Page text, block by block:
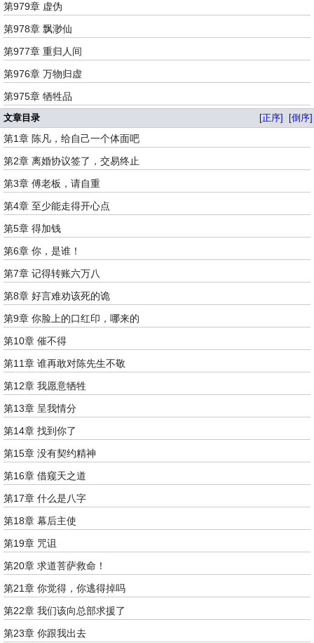
第979章 虚伪
第978章 飘渺仙
第977章 重归人间
第976章 万物归虚
第975章 牺牲品
文章目录 [正序] [倒序]
第1章 陈凡，给自己一个体面吧
第2章 离婚协议签了，交易终止
第3章 傅老板，请自重
第4章 至少能走得开心点
第5章 得加钱
第6章 你，是谁！
第7章 记得转账六万八
第8章 好言难劝该死的诡
第9章 你脸上的口红印，哪来的
第10章 催不得
第11章 谁再敢对陈先生不敬
第12章 我愿意牺牲
第13章 呈我情分
第14章 找到你了
第15章 没有契约精神
第16章 借窥天之道
第17章 什么是八字
第18章 幕后主使
第19章 咒诅
第20章 求道菩萨救命！
第21章 你觉得，你逃得掉吗
第22章 我们该向总部求援了
第23章 你跟我出去